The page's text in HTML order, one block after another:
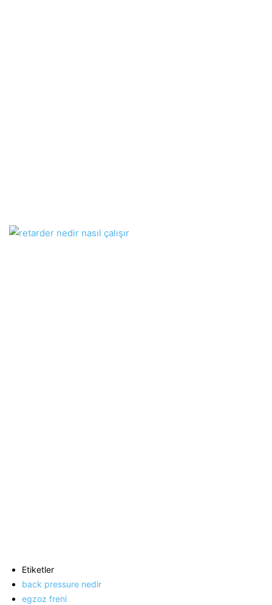
Etiketler
back pressure nedir
egzoz freni